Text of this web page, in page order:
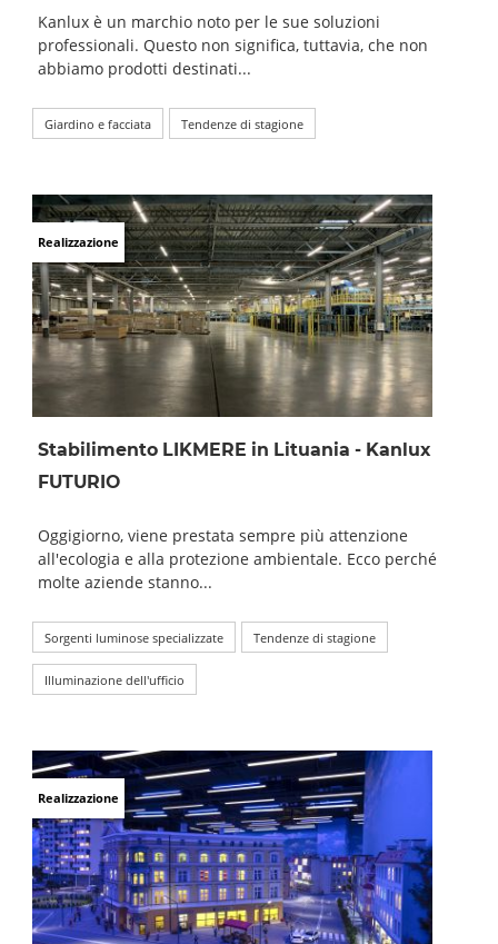
Kanlux è un marchio noto per le sue soluzioni
professionali. Questo non significa, tuttavia, che non
abbiamo prodotti destinati...
Giardino e facciata Tendenze di stagione
Realizzazione
Stabilimento LIKMERE in Lituania - Kanlux
FUTURIO
Oggigiorno, viene prestata sempre più attenzione
all'ecologia e alla protezione ambientale. Ecco perché
molte aziende stanno...
Sorgenti luminose specializzate Tendenze di stagione
Illuminazione dell'ufficio
Realizzazione